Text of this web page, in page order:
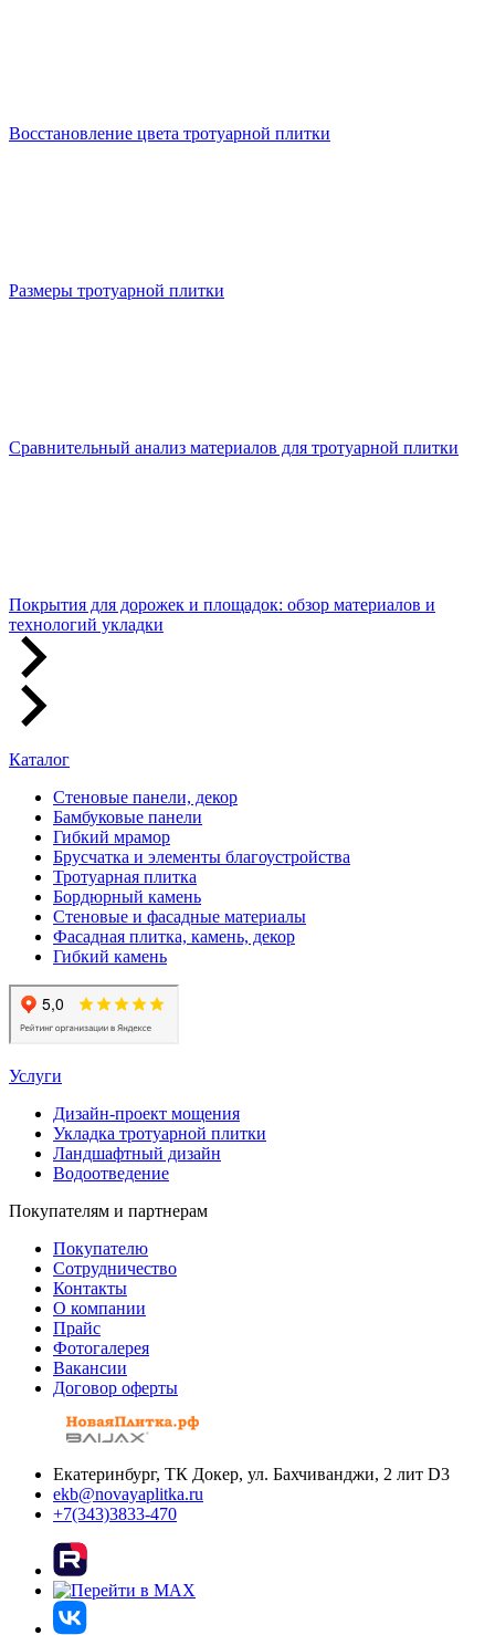
Восстановление цвета тротуарной плитки
Размеры тротуарной плитки
Сравнительный анализ материалов для тротуарной плитки
Покрытия для дорожек и площадок: обзор материалов и
технологий укладки
Каталог
Стеновые панели, декор
Бамбуковые панели
Гибкий мрамор
Брусчатка и элементы благоустройства
Тротуарная плитка
Бордюрный камень
Стеновые и фасадные материалы
Фасадная плитка, камень, декор
Гибкий камень
Услуги
Дизайн-проект мощения
Укладка тротуарной плитки
Ландшафтный дизайн
Водоотведение
Покупателям и партнерам
Покупателю
Сотрудничество
Контакты
О компании
Прайс
Фотогалерея
Вакансии
Договор оферты
Екатеринбург, ТК Докер, ул. Бахчиванджи, 2 лит D3
ekb@novayaplitka.ru
+7(343)3833-470